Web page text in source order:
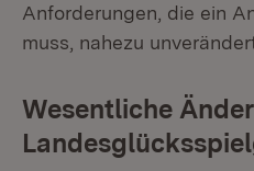
Anforderungen, die ein
muss, nahezu
Wesentliche